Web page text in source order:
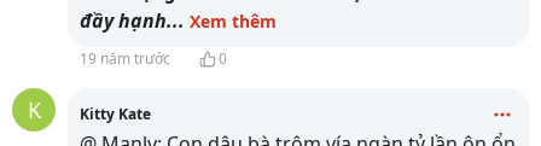
đầy hạnh... Xem thêm
19 năm trước 0
K Kitty Kate